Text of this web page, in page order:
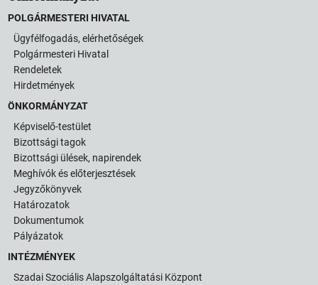
POLGÁRMESTERI HIVATAL
Ügyfélfogadás, elérhetőségek
Polgármesteri Hivatal
Rendeletek
Hirdetmények
ÖNKORMÁNYZAT
Képviselő-testület
Bizottsági tagok
Bizottsági ülések, napirendek
Meghívók és előterjesztések
Jegyzőkönyvek
Határozatok
Dokumentumok
Pályázatok
INTÉZMÉNYEK
Szadai Szociális Alapszolgáltatási Központ